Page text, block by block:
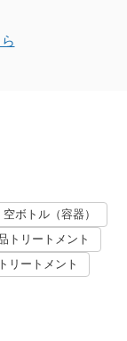
空ボトル（容器）
トリートメント
リートメント